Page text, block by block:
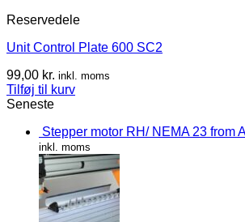
Reservedele
Unit Control Plate 600 SC2
99,00 kr. inkl. moms
Tilføj til kurv
Seneste
Stepper motor RH/ NEMA 23 from
inkl. moms